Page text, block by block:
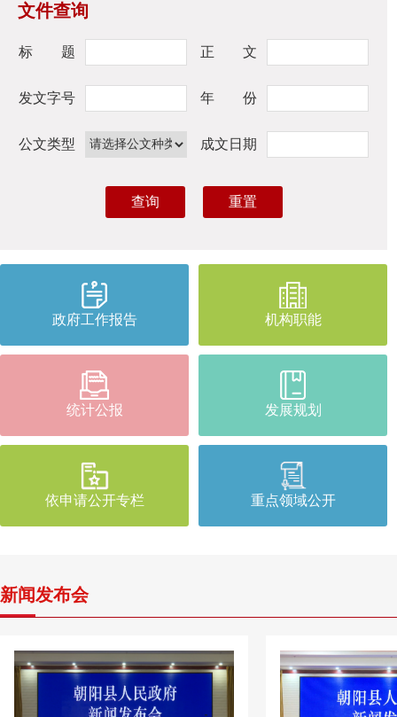
文件查询
标 题 正 文
发文字号 年 份
公文类型 成文日期
查询 重置
政府工作报告 机构职能
统计公报 发展规划
依申请公开专栏 重点领域公开
新闻发布会